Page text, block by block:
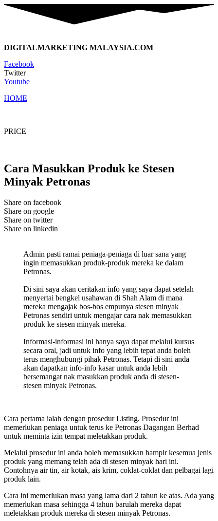
DIGITALMARKETING MALAYSIA.COM
Facebook
Twitter
Youtube
HOME
PRICE
Cara Masukkan Produk ke Stesen
Minyak Petronas
Share on facebook
Share on google
Share on twitter
Share on linkedin
Admin pasti ramai peniaga-peniaga di luar sana yang
ingin memasukkan produk-produk mereka ke dalam
Petronas.
Di sini saya akan ceritakan info yang saya dapat setelah
menyertai bengkel usahawan di Shah Alam di mana
mereka mengajak bos-bos empunya stesen minyak
Petronas sendiri untuk mengajar cara nak memasukkan
produk ke stesen minyak mereka.
Informasi-informasi ini hanya saya dapat melalui kursus
secara oral, jadi untuk info yang lebih tepat anda boleh
terus menghubungi pihak Petronas. Tetapi di sini anda
akan dapatkan info-info kasar untuk anda lebih
bersemangat nak masukkan produk anda di stesen-
stesen minyak Petronas.
Cara pertama ialah dengan prosedur Listing. Prosedur ini
memerlukan peniaga untuk terus ke Petronas Dagangan Berhad
untuk meminta izin tempat meletakkan produk.
Melalui prosedur ini anda boleh memasukkan hampir kesemua jenis
produk yang memang telah ada di stesen minyak hari ini.
Contohnya air tin, air kotak, ais krim, coklat-coklat dan pelbagai lagi
produk lain.
Cara ini memerlukan masa yang lama dari 2 tahun ke atas. Ada yang
memerlukan masa sehingga 4 tahun barulah mereka dapat
meletakkan produk mereka di stesen minyak Petronas.